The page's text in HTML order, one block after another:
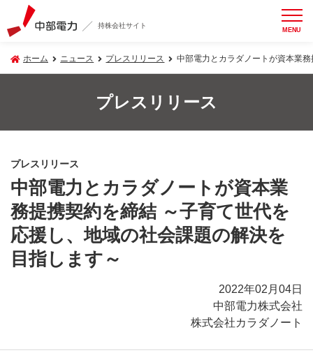
持株会社サイト MENU
ホーム ニュース プレスリリース 中部電力とカラダノートが資本業
プレスリリース
プレスリリース
中部電力とカラダノートが資本業
務提携契約を締結 ～子育て世代を
応援し、地域の社会課題の解決を
目指します～
2022年02月04日
中部電力株式会社
株式会社カラダノート